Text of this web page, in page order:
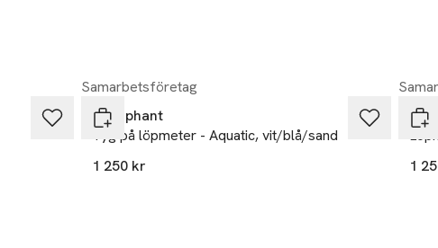
Samarbetsföretag
Littlephant
Tyg på löpmeter - Aquatic, vit/blå/sand
1 250 kr
1